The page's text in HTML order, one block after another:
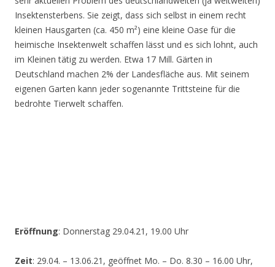
Insektensterbens. Sie zeigt, dass sich selbst in einem recht
kleinen Hausgarten (ca. 450 m²) eine kleine Oase für die
heimische Insektenwelt schaffen lässt und es sich lohnt, auch
im Kleinen tätig zu werden. Etwa 17 Mill. Gärten in
Deutschland machen 2% der Landesfläche aus. Mit seinem
eigenen Garten kann jeder sogenannte Trittsteine für die
bedrohte Tierwelt schaffen.
Eröffnung: Donnerstag 29.04.21, 19.00 Uhr
Zeit: 29.04. – 13.06.21, geöffnet Mo. – Do. 8.30 – 16.00 Uhr,